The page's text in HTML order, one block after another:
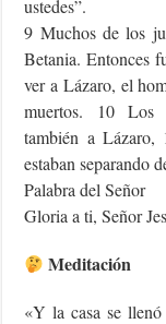
ustedes”.
9 Muchos de los
Betania. Entonces
ver a Lázaro, el
muertos. 10 Los
también a Lázaro,
estaban separando
Palabra del Señor
Gloria a ti, Señor
Meditación
«Y la casa se